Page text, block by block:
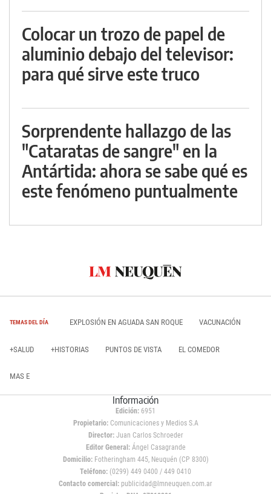
Colocar un trozo de papel de
aluminio debajo del televisor:
para qué sirve este truco
Sorprendente hallazgo de las
"Cataratas de sangre" en la
Antártida: ahora se sabe qué es
este fenómeno puntualmente
TEMAS DEL DÍA EXPLOSIÓN EN AGUADA SAN ROQUE VACUNACIÓN
+SALUD +HISTORIAS PUNTOS DE VISTA EL COMEDOR
MAS E
Información
Edición: 6951
Propietario:Comunicaciones y Medios S.A
Director: Juan Carlos Schroeder
Editor General:Ángel Casagrande
Domicilio:Fotheringham 445, Neuquén (CP 8300)
Teléfono: (0299) 449 0400 / 449 0410
Contacto comercial: publicidad@lmneuquen.com.ar